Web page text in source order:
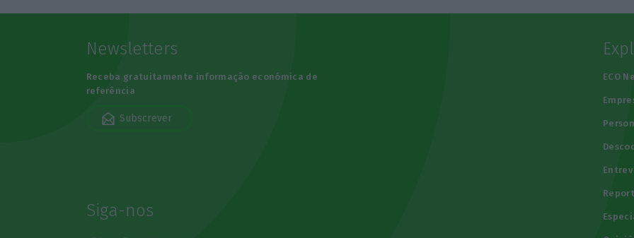
Newsletters
Receba gratuitamente informação económica de
referência
Subscrever
Siga-nos
ECO